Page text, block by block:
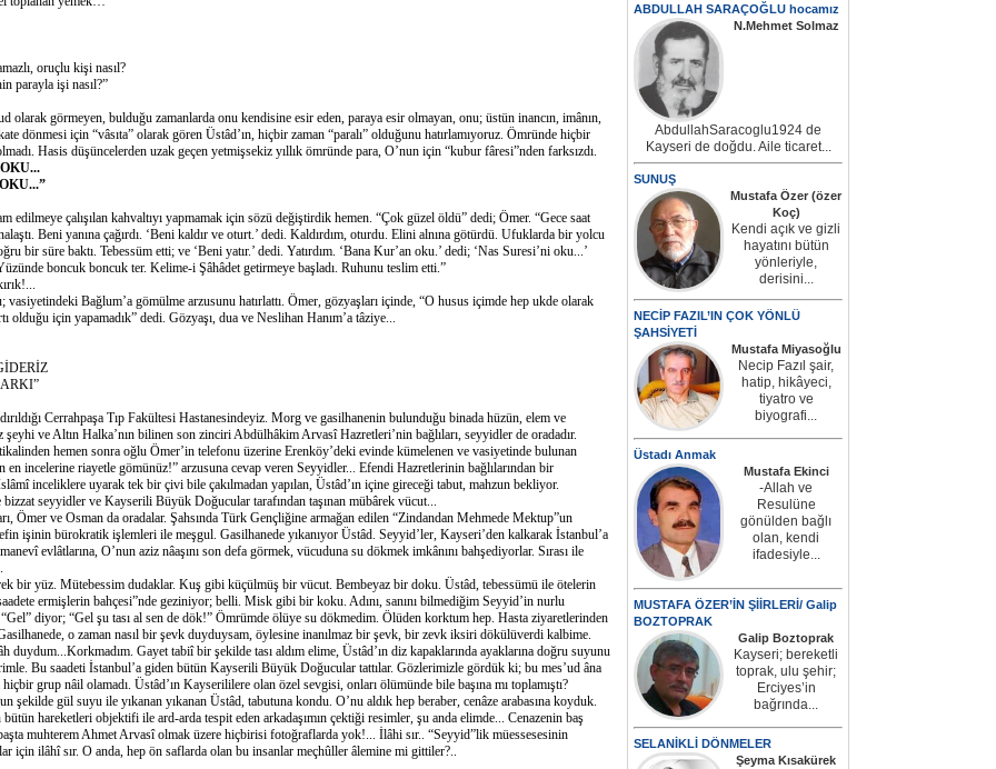
oruçlu kişi nasıl?
işi nasıl?”
görmeyen, bulduğu zamanlarda onu kendisine esir eden, paraya esir olmayan, onu; üstün inancın, imânın,
dönmesi için “vâsıta” olarak gören Üstâd’ın, hiçbir zaman “paralı” olduğunu hatırlamıyoruz. Ömründe hiçbir
Hasis düşüncelerden uzak geçen yetmişsekiz yıllık ömründe para, O’nun için “kubur fâresi”nden farksızdı.
çalışılan kahvaltıyı yapmamak için sözü değiştirdik hemen. “Çok güzel öldü” dedi; Ömer. “Gece saat
Beni yanına çağırdı. ‘Beni kaldır ve oturt.’ dedi. Kaldırdım, oturdu. Elini alnına götürdü. Ufuklarda bir yolcu
bir süre baktı. Tebessüm etti; ve ‘Beni yatır.’ dedi. Yatırdım. ‘Bana Kur’an oku.’ dedi; ‘Nas Suresi’ni oku...’
boncuk boncuk ter. Kelime-i Şâhâdet getirmeye başladı. Ruhunu teslim etti.”
Bağlum’a gömülme arzusunu hatırlattı. Ömer, gözyaşları içinde, “O husus içimde hep ukde olarak
olduğu için yapamadık” dedi. Gözyaşı, dua ve Neslihan Hanım’a tâziye...
Cerrahpaşa Tıp Fakültesi Hastanesindeyiz. Morg ve gasilhanenin bulunduğu binada hüzün, elem ve
şeyhi ve Altın Halka’nın bilinen son zinciri Abdülhâkim Arvasî Hazretleri’nin bağlıları, seyyidler de oradadır.
hemen sonra oğlu Ömer’in telefonu üzerine Erenköy’deki evinde kümelenen ve vasiyetinde bulunan
en incelerine riayetle gömünüz!” arzusuna cevap veren Seyyidler... Efendi Hazretlerinin bağlılarından bir
inceliklere uyarak tek bir çivi bile çakılmadan yapılan, Üstâd’ın içine gireceği tabut, mahzun bekliyor.
seyyidler ve Kayserili Büyük Doğucular tarafından taşınan mübârek vücut...
ve Osman da oradalar. Şahsında Türk Gençliğine armağan edilen “Zindandan Mehmede Mektup”un
işinin bürokratik işlemleri ile meşgul. Gasilhanede yıkanıyor Üstâd. Seyyid’ler, Kayseri’den kalkarak İstanbul’a
evlâtlarına, O’nun aziz nâaşını son defa görmek, vücuduna su dökmek imkânını bahşediyorlar. Sırası ile
yüz. Mütebessim dudaklar. Kuş gibi küçülmüş bir vücut. Bembeyaz bir doku. Üstâd, tebessümü ile ötelerin
ermişlerin bahçesi”nde geziniyor; belli. Misk gibi bir koku. Adını, sanını bilmediğim Seyyid’in nurlu
diyor; “Gel şu tası al sen de dök!” Ömrümde ölüye su dökmedim. Ölüden korktum hep. Hasta ziyaretlerinden
o zaman nasıl bir şevk duyduysam, öylesine inanılmaz bir şevk, bir zevk iksiri dökülüverdi kalbime.
duydum...Korkmadım. Gayet tabiî bir şekilde tası aldım elime, Üstâd’ın diz kapaklarında ayaklarına doğru suyunu
Bu saadeti İstanbul’a giden bütün Kayserili Büyük Doğucular tattılar. Gözlerimizle gördük ki; bu mes’ud âna
grup nâil olamadı. Üstâd’ın Kayserililere olan özel sevgisi, onları ölümünde bile başına mı toplamıştı?
gül suyu ile yıkanan yıkanan Üstâd, tabutuna kondu. O’nu aldık hep beraber, cenâze arabasına koyduk.
hareketleri objektifi ile ard-arda tespit eden arkadaşımın çektiği resimler, şu anda elimde... Cenazenin baş
muhterem Ahmet Arvasî olmak üzere hiçbirisi fotoğraflarda yok!... İlâhi sır.. “Seyyid”lik müessesesinin
için ilâhî sır. O anda, hep ön saflarda olan bu insanlar meçhûller âlemine mi gittiler?..
ABDULLAH SARAÇOĞLU hocamız
N.Mehmet Solmaz
AbdullahSaracoglu1924 de
Kayseri de doğdu. Aile ticaret...
SUNUŞ
Mustafa Özer (özer
Koç)
Kendi açık ve gizli
hayatını bütün
yönleriyle,
derisini...
NECİP FAZIL’IN ÇOK YÖNLÜ
ŞAHSİYETİ
Mustafa Miyasoğlu
Necip Fazıl şair,
hatip, hikâyeci,
tiyatro ve
biyografi...
Üstadı Anmak
Mustafa Ekinci
-Allah ve
Resulüne
gönülden bağlı
olan, kendi
ifadesiyle...
MUSTAFA ÖZER’İN ŞİİRLERİ/ Galip
BOZTOPRAK
Galip Boztoprak
Kayseri; bereketli
toprak, ulu şehir;
Erciyes’in
bağrında...
SELANİKLİ DÖNMELER
Şeyma Kısakürek